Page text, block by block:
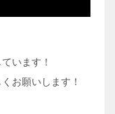
います！
お願いします！